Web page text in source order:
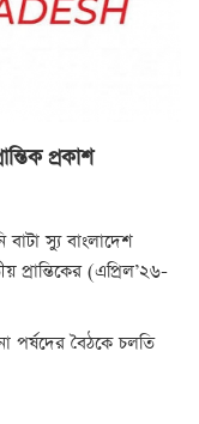
প্রকাশ
বাটা স্যু বাংলাদেশ
প্রান্তিকের (এপ্রিল’২৬-
পর্ষদের বৈঠকে চলতি